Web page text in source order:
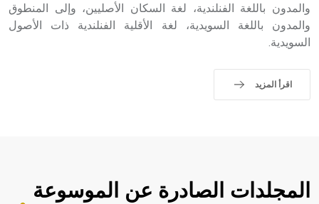
والمدون باللغة الفنلندية، لغة السكان الأصليين، وإلى المنطوق
والمدون باللغة السويدية، لغة الأقلية الفنلندية ذات الأصول
السويدية.
اقرأ المزيد
المجلدات الصادرة عن الموسوعة